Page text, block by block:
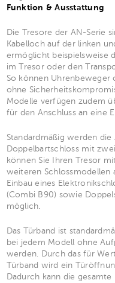
Funktion & Ausstattung
Die Tresore der AN-Serie
Kabelloch auf der linken
ermöglicht beispielsweise
im Tresor oder den
So können Uhrenbeweger
ohne
Modelle verfügen zudem
für den Anschluss an eine
Standardmäßig werden
Doppelbartschloss mit
können Sie Ihren Tresor
weiteren Schlossmodellen
Einbau eines
(Combi B90) sowie
möglich.
Das Türband ist
bei jedem Modell ohne
werden. Durch das für
Türband wird ein
Dadurch kann die